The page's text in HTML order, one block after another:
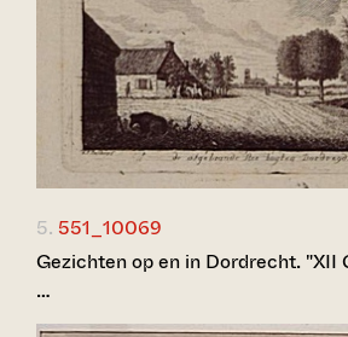
5. 551_10069
Gezichten op en in Dordrecht. "XII
…